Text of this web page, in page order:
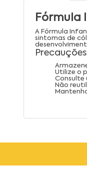
Fórmula
A Fórmula
sintomas de
Utilize o
Consulte
Não